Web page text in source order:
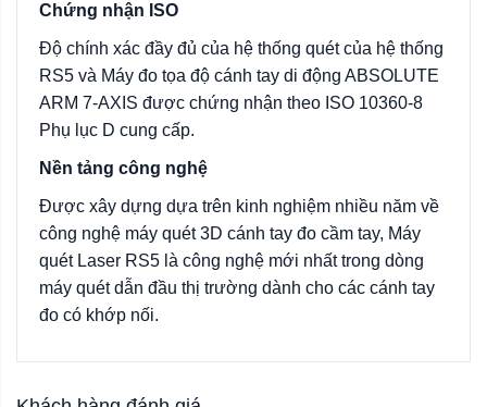
Chứng nhận ISO
Độ chính xác đầy đủ của hệ thống quét của hệ thống
RS5 và Máy đo tọa độ cánh tay di động ABSOLUTE
ARM 7-AXIS được chứng nhận theo ISO 10360-8
Phụ lục D cung cấp.
Nền tảng công nghệ
Được xây dựng dựa trên kinh nghiệm nhiều năm về
công nghệ máy quét 3D cánh tay đo cầm tay, Máy
quét Laser RS5 là công nghệ mới nhất trong dòng
máy quét dẫn đầu thị trường dành cho các cánh tay
đo có khớp nối.